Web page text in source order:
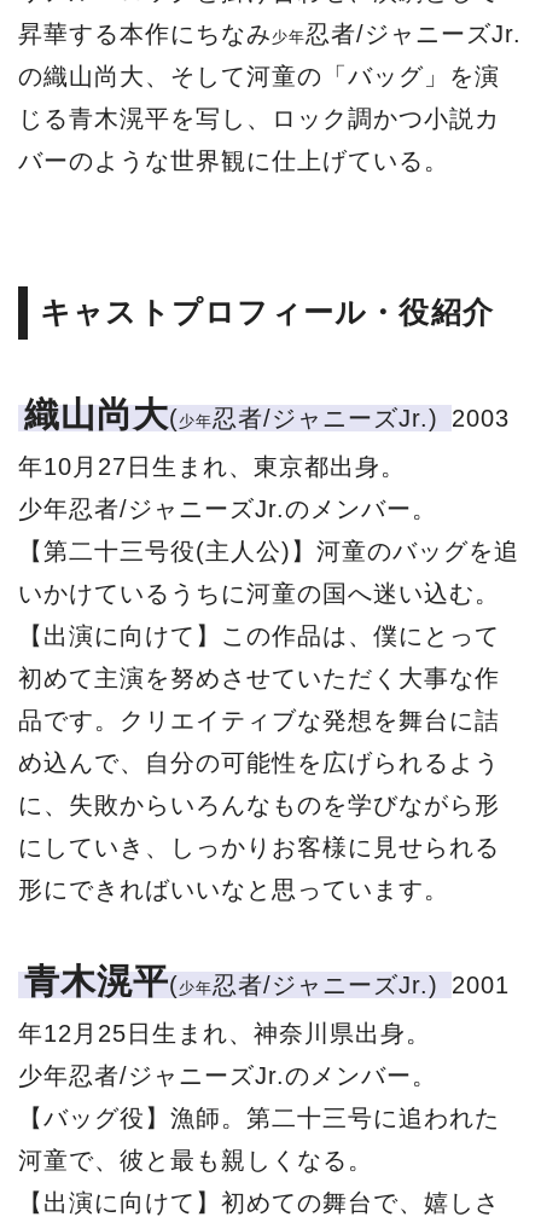
昇華する本作にちなみ 少年忍者/ジャニーズJr.
の織山尚大、そして河童の「バッグ」を演
じる青木滉平を写し、ロック調かつ小説カ
バーのような世界観に仕上げている。
キャストプロフィール・役紹介
織山尚大(少年忍者/ジャニーズJr.)
2003
年10月27日生まれ、東京都出身。
少年忍者/ジャニーズJr.のメンバー。
【第二十三号役(主人公)】河童のバッグを追
いかけているうちに河童の国へ迷い込む。
【出演に向けて】この作品は、僕にとって
初めて主演を努めさせていただく大事な作
品です。クリエイティブな発想を舞台に詰
め込んで、自分の可能性を広げられるよう
に、失敗からいろんなものを学びながら形
にしていき、しっかりお客様に見せられる
形にできればいいなと思っています。
青木滉平(少年忍者/ジャニーズJr.)
2001
年12月25日生まれ、神奈川県出身。
少年忍者/ジャニーズJr.のメンバー。
【バッグ役】漁師。第二十三号に追われた
河童で、彼と最も親しくなる。
【出演に向けて】初めての舞台で、嬉しさ